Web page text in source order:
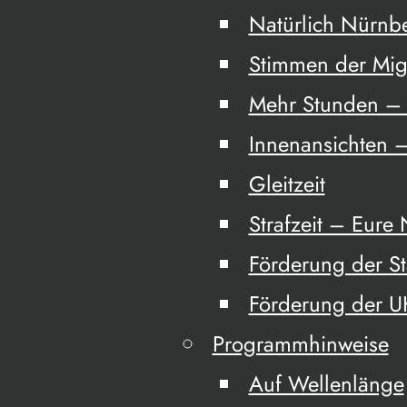
Natürlich
Stimmen der
Mehr Stunden
Innenansichten
Gleitzeit
Strafzeit – Eure
Förderung der
Förderung der
Programmhinweise
Auf Wellenlänge